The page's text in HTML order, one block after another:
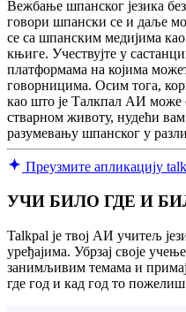
Вежбање шпанског језика
говори шпански се и даље
се са шпанским медијима
књиге. Учествујте у
платформама на којима
говорницима. Осим тога,
као што је Талкпал АИ може
стварном животу, нудећи
разумевању шпанског у
Преузмите апликацију
УЧИ БИЛО ГДЕ И
Talkpal је твој АИ учитељ
уређајима. Убрзај своје
занимљивим темама и
где год и кад год то